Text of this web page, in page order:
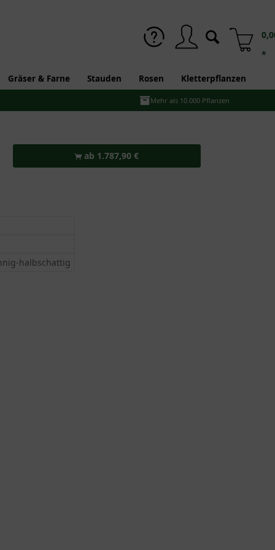
*
Gräser & Farne Stauden Rosen Kletterpflanzen
Mehr als 10.000 Pflanzen
ab 1.787,90 €
halbschattig